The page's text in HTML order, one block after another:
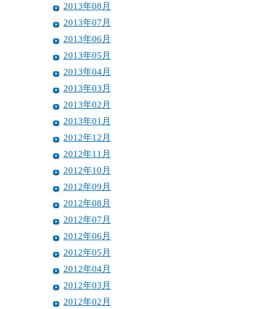
2013年08月
2013年07月
2013年06月
2013年05月
2013年04月
2013年03月
2013年02月
2013年01月
2012年12月
2012年11月
2012年10月
2012年09月
2012年08月
2012年07月
2012年06月
2012年05月
2012年04月
2012年03月
2012年02月